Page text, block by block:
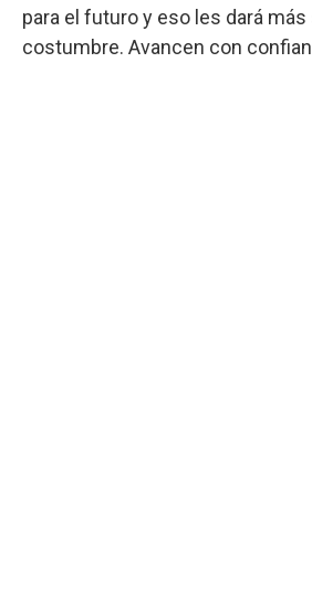
para el futuro y eso les dará
costumbre. Avancen con